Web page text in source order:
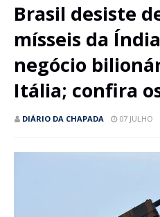
Brasil desiste
mísseis da
negócio
Itália; confira
DIÁRIO DA CHAPADA 07 JULHO